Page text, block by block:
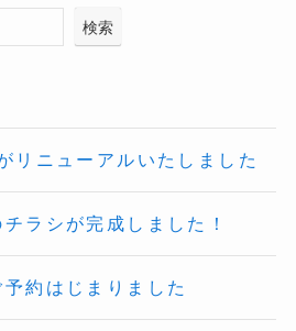
検索
リニューアルいたしました
ラシが完成しました！
約はじまりました